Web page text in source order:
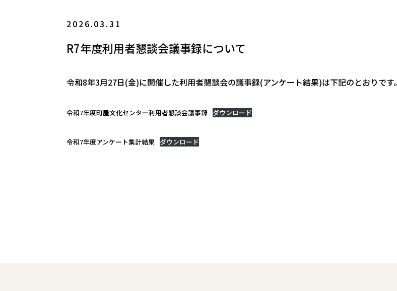
2026.03.31
R7年度利用者懇談会議事録について
令和8年3月27日(金)に開催した利用者懇談会の議事録(アンケート結果)は下記のとおりです。
令和7年度町屋文化センター利用者懇談会議事録 ダウンロード
令和7年度アンケート集計結果 ダウンロード